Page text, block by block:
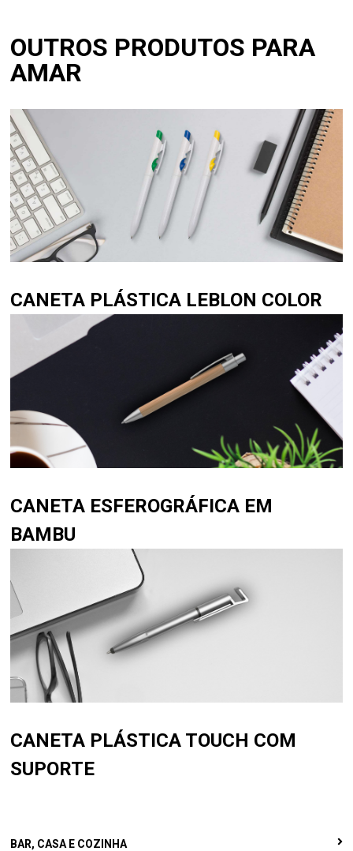
OUTROS PRODUTOS PARA
AMAR
CANETA PLÁSTICA LEBLON COLOR
CANETA ESFEROGRÁFICA EM
BAMBU
CANETA PLÁSTICA TOUCH COM
SUPORTE
BAR, CASA E COZINHA